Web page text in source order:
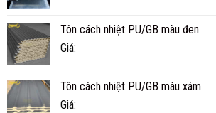
Tôn cách nhiệt PU/GB màu đen
Giá:
Tôn cách nhiệt PU/GB màu xám
Giá: